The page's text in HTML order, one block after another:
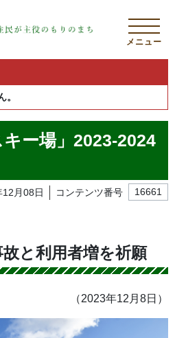
メニュー
。
ー場」2023-2024
12月08日 コンテンツ番号 16661
と利用者増を祈願
（2023年12月8日）